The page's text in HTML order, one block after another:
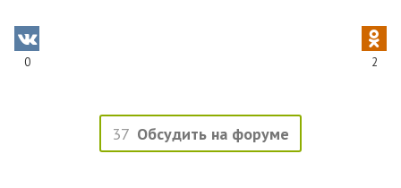
0 2
37 Обсудить на форуме